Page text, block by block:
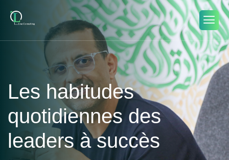
Les habitudes
quotidiennes des
leaders à succès